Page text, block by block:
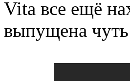
Vita все ещё
выпущена